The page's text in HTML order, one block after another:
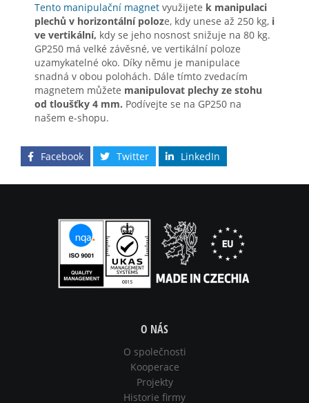
Tento manipulační magnet využijete k manipulaci
plechů v horizontální poloze, kdy unese až 250 kg, i
ve vertikální, kdy se jeho nosnost snižuje na 80 kg.
GP250 má velké závěsné, ve vertikální poloze
uzamykatelné oko. Díky němu je manipulace
snadná v obou polohách. Dále tímto zvedacím
magnetem můžete manipulovat plechy ze stohu
od tloušťky 4 mm. Podívejte se na GP250 na
našem e-shopu.
Facebook Twitter LinkedIn
O NÁS
O společnosti
Kooperace
Projekty
Historie firmy